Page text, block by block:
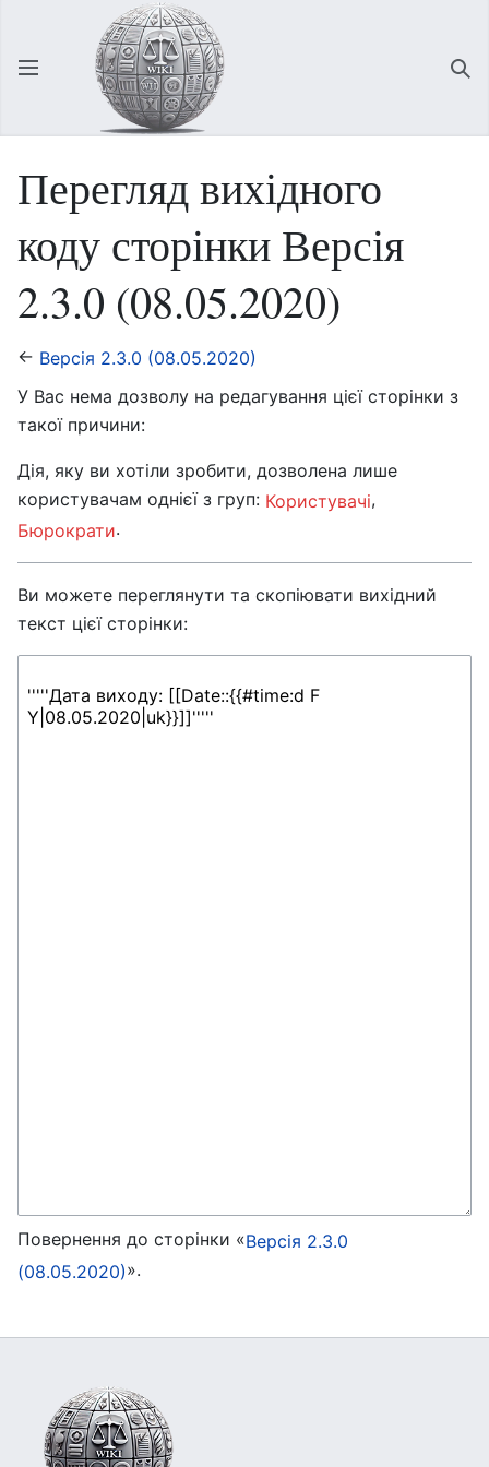
Відкрити головне меню
Перегляд вихідного
коду сторінки Версія
2.3.0 (08.05.2020)
← Версія 2.3.0 (08.05.2020)
У Вас нема дозволу на редагування цієї сторінки з
такої причини:
Дія, яку ви хотіли зробити, дозволена лише
користувачам однієї з груп: Користувачі,
Бюрократи.
Ви можете переглянути та скопіювати вихідний
текст цієї сторінки:
Повернення до сторінки «Версія 2.3.0
(08.05.2020)».